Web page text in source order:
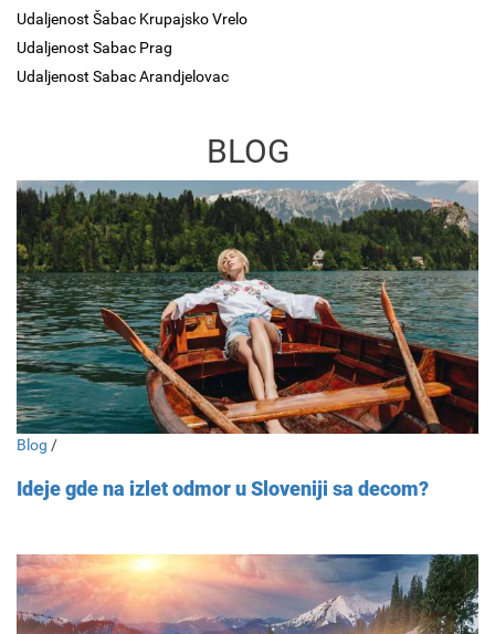
Udaljenost Šabac Krupajsko Vrelo
Udaljenost Sabac Prag
Udaljenost Sabac Arandjelovac
BLOG
Blog /
Ideje gde na izlet odmor u Sloveniji sa decom?